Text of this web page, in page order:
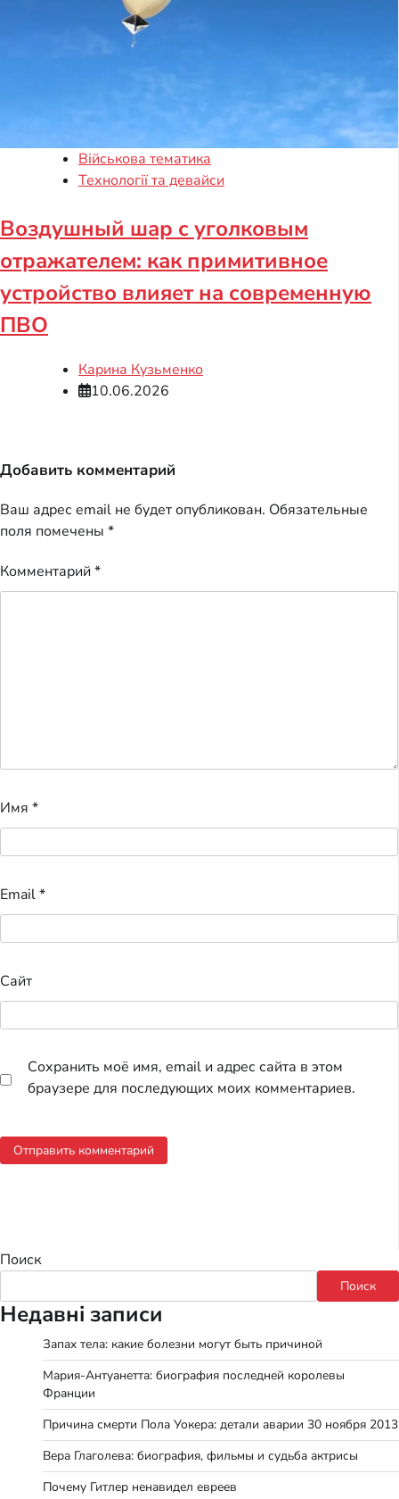
Військова тематика
Технології та девайси
Воздушный шар с уголковым
отражателем: как примитивное
устройство влияет на современную
ПВО
Карина Кузьменко
10.06.2026
Добавить комментарий
Ваш адрес email не будет опубликован. Обязательные
поля помечены *
Комментарий *
Имя *
Email*
Сайт
Сохранить моё имя, email и адрес сайта в этом
браузере для последующих моих комментариев.
Поиск
Поиск
Недавні записи
Запах тела: какие болезни могут быть причиной
Мария-Антуанетта: биография последней королевы
Франции
Причина смерти Пола Уокера: детали аварии 30 ноября 2013
Вера Глаголева: биография, фильмы и судьба актрисы
Почему Гитлер ненавидел евреев